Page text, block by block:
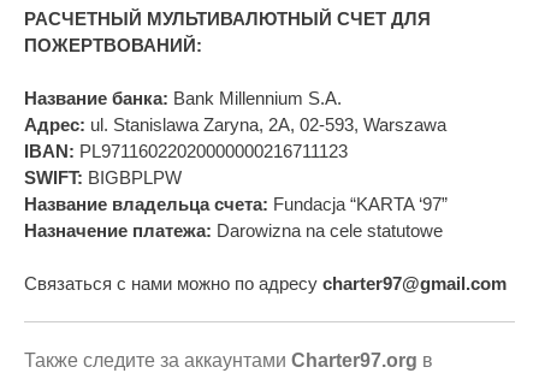
РАСЧЕТНЫЙ МУЛЬТИВАЛЮТНЫЙ СЧЕТ ДЛЯ
ПОЖЕРТВОВАНИЙ:
Название банка: Bank Millennium S.A.
Адрес: ul. Stanislawa Zaryna, 2A, 02-593, Warszawa
IBAN: PL97116022020000000216711123
SWIFT: BIGBPLPW
Название владельца счета: Fundacja “KARTA ‘97”
Назначение платежа: Darowizna na cele statutowe
Связаться с нами можно по адресу charter97@gmail.com
Также следите за аккаунтами Charter97.org в